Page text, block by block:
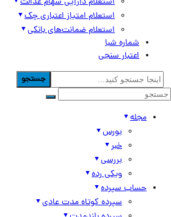
استعلام امتیاز اعتباری چک
استعلام ضمانت‌های بانکی
شماره شبا
اعتبار سنجی
جستجو
مجله
بورس
خبر
بررسی
ویکی رده
حساب سپرده
سپرده کوتاه مدت عادی